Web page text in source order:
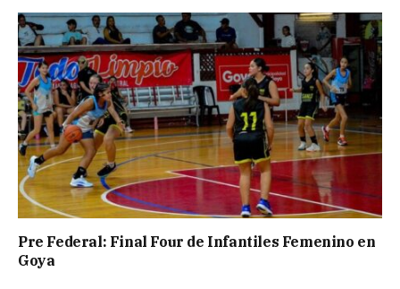
Pre Federal: Final Four de Infantiles Femenino en
Goya